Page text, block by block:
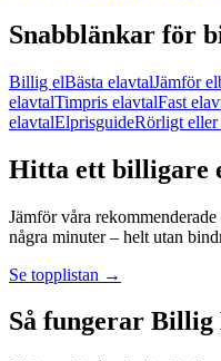
Snabblänkar för
Billig elBästa elavtalJämför
elavtalTimpris elavtalFast
elavtalElprisguideRörligt eller
Hitta ett billigare
Jämför våra
några minuter – helt utan
Se topplistan →
Så fungerar Billig